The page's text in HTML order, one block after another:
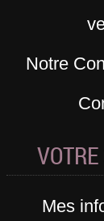
Notre
Mes